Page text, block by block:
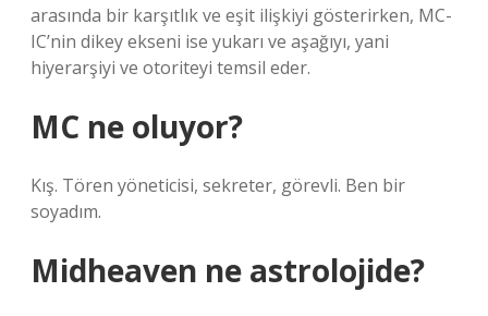
arasında bir karşıtlık ve eşit ilişkiyi gösterirken, MC-
IC’nin dikey ekseni ise yukarı ve aşağıyı, yani
hiyerarşiyi ve otoriteyi temsil eder.
MC ne oluyor?
Kış. Tören yöneticisi, sekreter, görevli. Ben bir
soyadım.
Midheaven ne astrolojide?